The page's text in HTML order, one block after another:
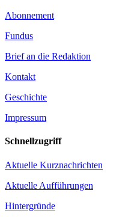
Abonnement
Fundus
Brief an die Redaktion
Kontakt
Geschichte
Impressum
Schnellzugriff
Aktuelle Kurznachrichten
Aktuelle Aufführungen
Hintergründe